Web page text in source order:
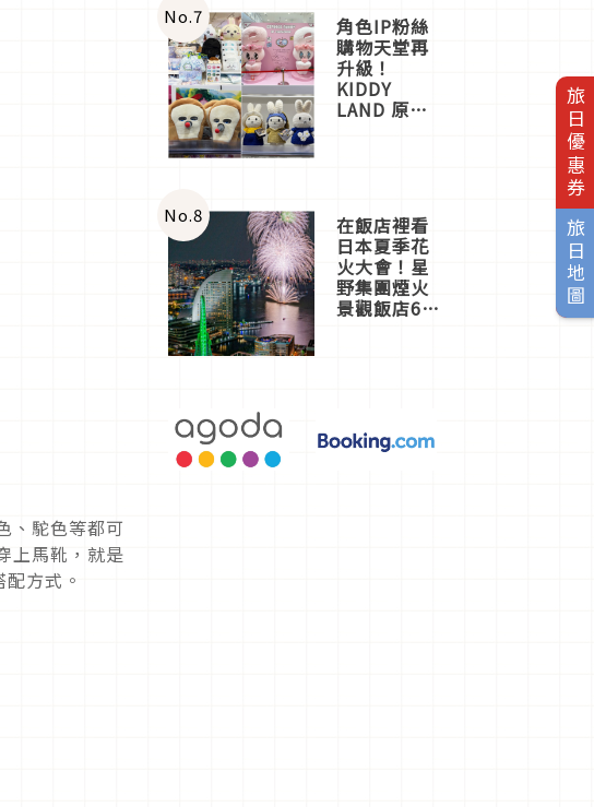
旅日優惠券
旅日地圖
、駝色等都可
上馬靴，就是
方式。
一同給出了
答案
No.7 角色IP粉絲
購物天堂再
升級！
KIDDY
LAND 原宿
店3分即達
No.8 在飯店裡看
日本夏季花
火大會！星
野集團煙火
景觀飯店6